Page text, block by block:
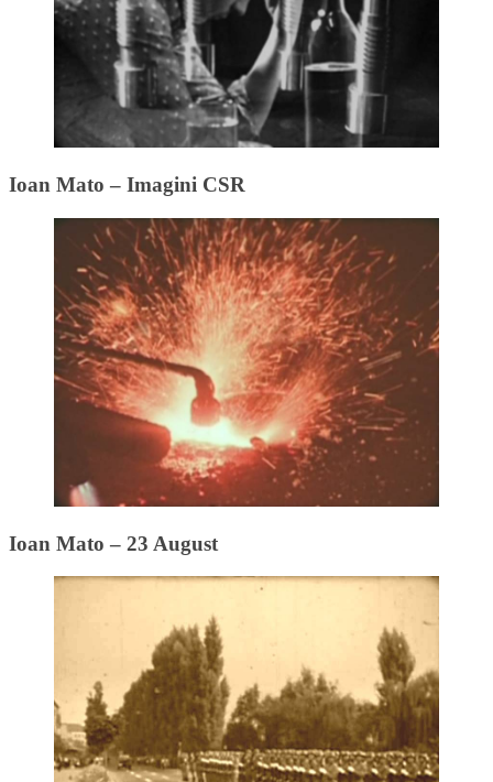
Ioan Mato – Imagini CSR
Ioan Mato – 23 August